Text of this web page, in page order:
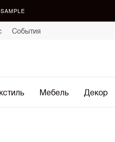
События
Мебель Декор